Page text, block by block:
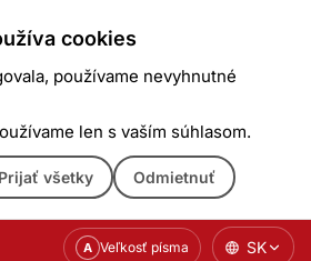
cookies
používame nevyhnutné
len s vaším súhlasom.
Prijať všetky Odmietnuť
A Veľkosť písma SK